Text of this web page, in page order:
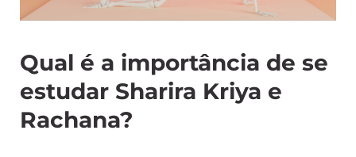
Qual é a importância de se
estudar Sharira Kriya e
Rachana?